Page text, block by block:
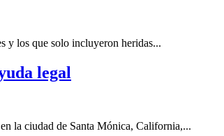
y los que solo incluyeron heridas...
legal
la ciudad de Santa Mónica, California,...